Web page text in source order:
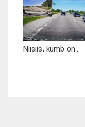
Niisiis, kumb on...